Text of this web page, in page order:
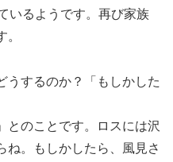
いるようです。再び家族
うするのか？「もしかした
とのことです。ロスには沢
ね。もしかしたら、風見さ